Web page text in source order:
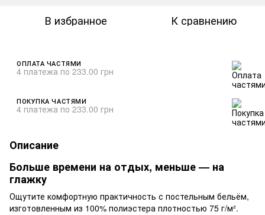
В избранное К сравнению
ОПЛАТА ЧАСТЯМИ
4 платежа по 233.00 грн
ПОКУПКА ЧАСТЯМИ
4 платежа по 233.00 грн
Описание
Больше времени на отдых, меньше — на
глажку
Ощутите комфортную практичность с постельным бельём,
изготовленным из 100% полиэстера плотностью 75 г/м².